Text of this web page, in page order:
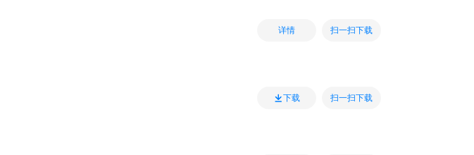
详情 扫一扫下载
下载 扫一扫下载